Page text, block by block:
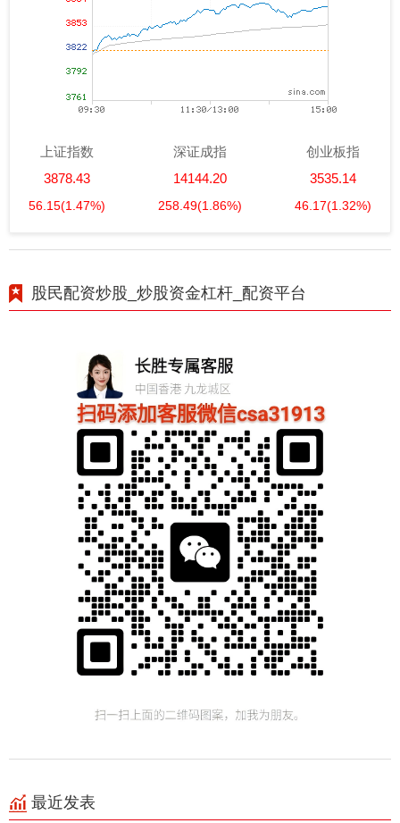
上证指数
3878.43
56.15(1.47%)
深证成指
14144.20
258.49(1.86%)
创业板指
3535.14
46.17(1.32%)
股民配资炒股_炒股资金杠杆_配资平台
最近发表